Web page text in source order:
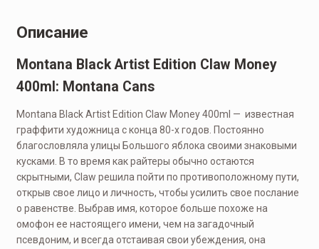
Описание
Montana Black Artist Edition Claw Money
400ml: Montana Cans
Montana Black Artist Edition Claw Money 400ml — известная
граффити художница с конца 80-х годов. Постоянно
благословляла улицы Большого яблока своими знаковыми
кусками. В то время как райтеры обычно остаются
скрытными, Claw решила пойти по противоположному пути,
открыв свое лицо и личность, чтобы усилить свое послание
о равенстве. Выбрав имя, которое больше похоже на
омофон ее настоящего имени, чем на загадочный
псевдоним, и всегда отстаивая свои убеждения, она